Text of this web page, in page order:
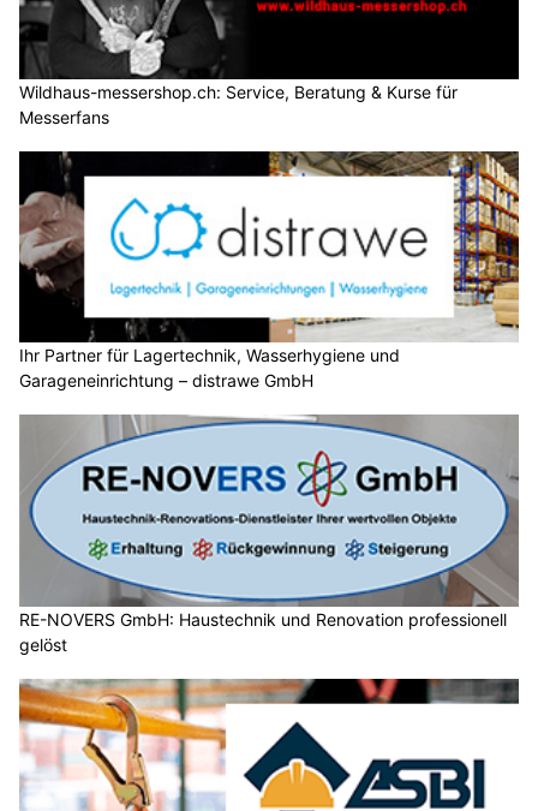
Wildhaus-messershop.ch: Service, Beratung & Kurse für
Messerfans
Ihr Partner für Lagertechnik, Wasserhygiene und
Garageneinrichtung – distrawe GmbH
RE-NOVERS GmbH: Haustechnik und Renovation professionell
gelöst